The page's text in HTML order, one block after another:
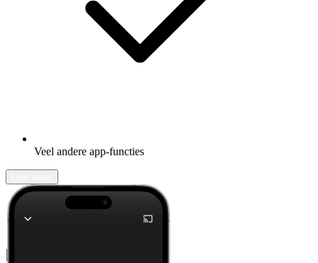
Veel andere app-functies